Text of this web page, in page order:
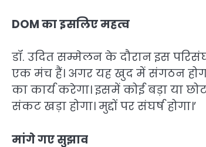
DOM का इसलिए महत्व
डॉ. उदित सम्मेलन के दौरान इस
एक मंच हैं। अगर यह खुद में संगठन
का कार्य करेगा। इसमें कोई बड़ा या
संकट खड़ा होगा। मुद्दों पर संघर्ष होगा।’
मांगे गए सुझाव